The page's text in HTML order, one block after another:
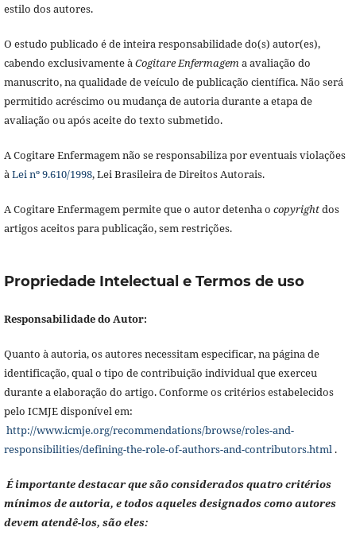
estilo dos autores.
O estudo publicado é de inteira responsabilidade do(s) autor(es),
cabendo exclusivamente àCogitare Enfermagema avaliação do
manuscrito, na qualidade de veículo de publicação científica. Não será
permitido acréscimo ou mudança de autoria durante a etapa de
avaliação ou após aceite do texto submetido.
A Cogitare Enfermagem não se responsabiliza por eventuais violações
àLei nº 9.610/1998, Lei Brasileira de Direitos Autorais.
A Cogitare Enfermagem permite que o autor detenha o copyrightdos
artigos aceitos para publicação, sem restrições.
Propriedade Intelectual e Termos de uso
Responsabilidade do Autor:
Quanto à autoria, os autores necessitam especificar, na página de
identificação, qual o tipo de contribuição individual que exerceu
durante a elaboração do artigo. Conforme os critérios estabelecidos
pelo ICMJE disponível em:
http://www.icmje.org/recommendations/browse/roles-and-
responsibilities/defining-the-role-of-authors-and-contributors.html.
É importante destacar que são considerados quatro critérios
mínimos de autoria, e todos aqueles designados como autores
devem atendê-los, são eles: